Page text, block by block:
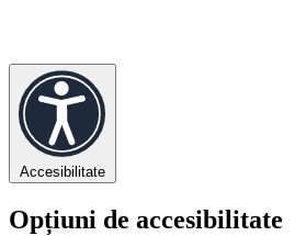
Accesibilitate
Opțiuni de accesibilitate